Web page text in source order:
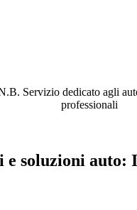
Servizio dedicato agli
professionali
e soluzioni auto: